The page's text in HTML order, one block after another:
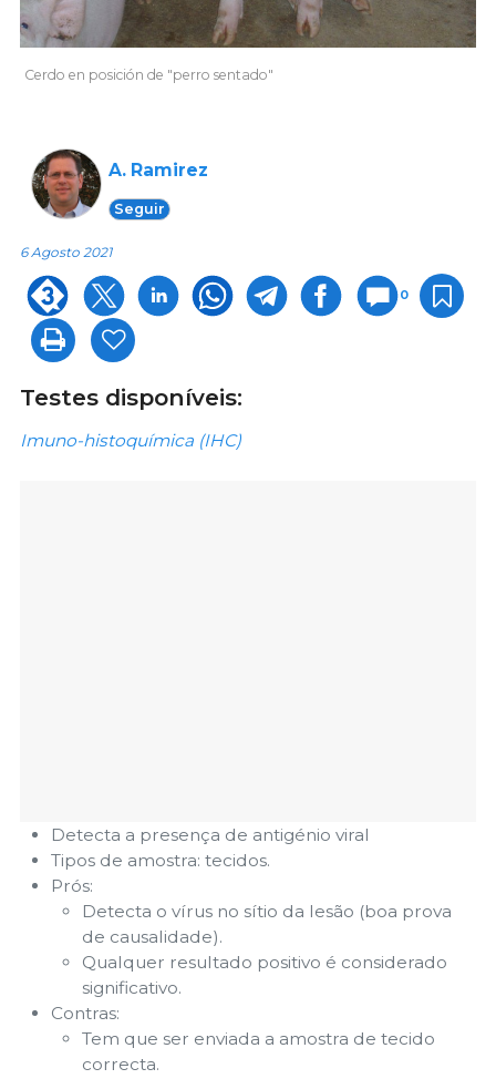
Cerdo en posición de "perro sentado"
A. Ramirez
Seguir
6 Agosto 2021
0
Testes disponíveis:
Imuno-histoquímica (IHC)
Detecta a presença de antigénio viral
Tipos de amostra: tecidos.
Prós:
Detecta o vírus no sítio da lesão (boa prova
de causalidade).
Qualquer resultado positivo é considerado
significativo.
Contras:
Tem que ser enviada a amostra de tecido
correcta.